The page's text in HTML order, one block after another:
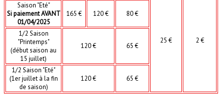
25 € 2 €
Saison "Eté"
Si paiement AVANT
01/04/2025
165 € 120 € 80 €
1/2 Saison
"Printemps"
(début saison au
15 juillet)
120 € 65 €
1/2 Saison "Eté"
(1er juillet à la fin
de saison)
120 € 65 €